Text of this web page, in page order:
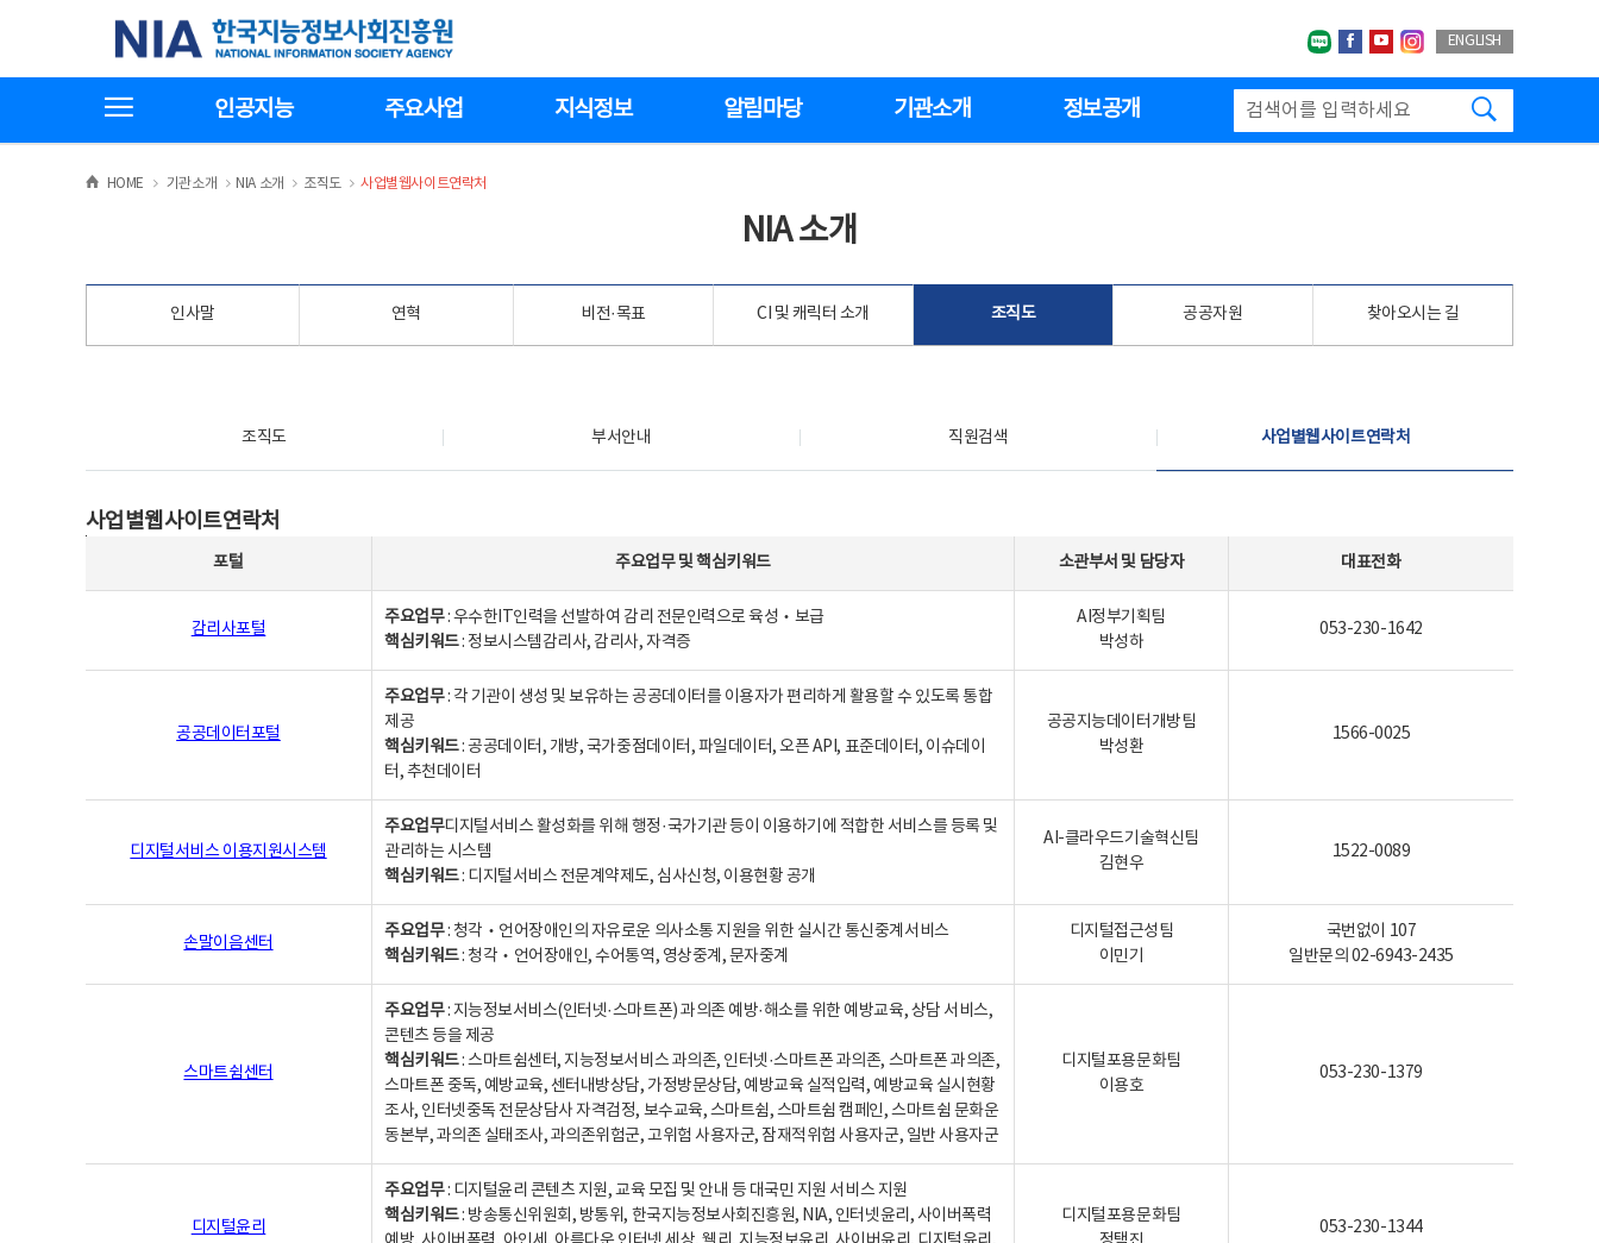
기
한국지능정보사회진흥원
네이버블로그
페이스북
유투브인스타그랩
ENGLISH
인공지능 주요사업 지식정보 알림마당 기관소개 정보공개
HOME >
기관소개 >NIA 소개 >
조직도 >
사업별웹사이트연락처
NIA 소개
인사말 연혁 비전·목표 CI 및 캐릭터 소개 조직도 공공자원 찾아오시는 길
조직도 부서안내 직원검색 사업별웹사이트연락처
사업별웹사이트연락처
포털 주요업무및핵심키워드 소관부서 및 담당자 대표전화
감리사포털
주요업무: 우수한IT인력을 선발하여 감리 전문인력으로 육성‧보급
핵심키워드: 정보시스템감리사, 감리사, 자격증
AI정부기획팀
박성하
053-230-1642
공공데이터포털
주요업무: 각 기관이 생성 및 보유하는 공공데이터를 이용자가 편리하게 활용할 수 있도록 통합
제공
핵심키워드: 공공데이터, 개방, 국가중점데이터, 파일데이터, 오픈 API, 표준데이터, 이슈데이
터, 추천데이터
공공지능데이터개방팀
박성환
1566-0025
디지털서비스 이용지원시스템
주요업무디지털서비스 활성화를 위해 행정·국가기관 등이 이용하기에 적합한 서비스를 등록 및
관리하는 시스템
핵심키워드: 디지털서비스 전문계약제도, 심사신청, 이용현황 공개
AI-클라우드기술혁신팀
김현우
1522-0089
손말이음센터
주요업무: 청각‧언어장애인의 자유로운 의사소통 지원을 위한 실시간 통신중계서비스
핵심키워드: 청각‧언어장애인, 수어통역, 영상중계, 문자중계
디지털접근성팀
이민기
국번없이 107
일반문의 02-6943-2435
스마트쉼센터
주요업무: 지능정보서비스(인터넷·스마트폰) 과의존 예방·해소를 위한 예방교육, 상담 서비스,
콘텐츠 등을 제공
핵심키워드: 스마트쉼센터, 지능정보서비스 과의존, 인터넷·스마트폰 과의존, 스마트폰 과의존,
스마트폰 중독, 예방교육, 센터내방상담, 가정방문상담, 예방교육 실적입력, 예방교육 실시현황
조사, 인터넷중독 전문상담사 자격검정, 보수교육, 스마트쉼, 스마트쉼 캠페인, 스마트쉼 문화운
동본부, 과의존 실태조사, 과의존위험군, 고위험 사용자군, 잠재적위험 사용자군, 일반 사용자군
디지털포용문화팀
이용호
053-230-1379
디지털윤리
주요업무: 디지털윤리 콘텐츠 지원, 교육 모집 및 안내 등 대국민 지원 서비스 지원
핵심키워드: 방송통신위원회, 방통위, 한국지능정보사회진흥원, NIA, 인터넷윤리, 사이버폭력
디지털포용문화팀
053-230-1344